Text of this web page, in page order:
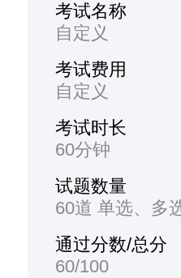
考试名称
自定义
考试费用
自定义
考试时长
60分钟
试题数量
60道 单选、多
通过分数/总分
60/100